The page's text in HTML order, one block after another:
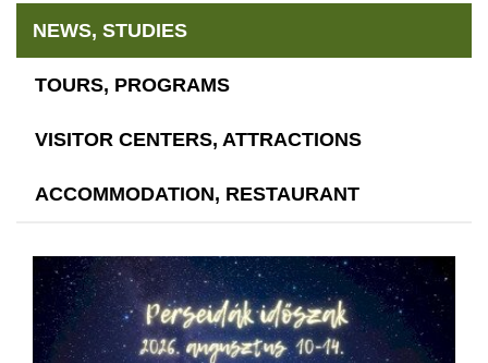
NEWS, STUDIES
TOURS, PROGRAMS
VISITOR CENTERS, ATTRACTIONS
ACCOMMODATION, RESTAURANT